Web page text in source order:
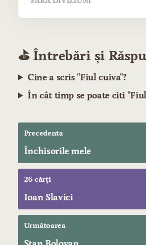
⛳️ Întrebări și
Cine a scris "Fiul cuiva"?
În cât timp se poate citi
Precedenta
Închisorile mele
26 cărți
Ioan Slavici
Următoarea